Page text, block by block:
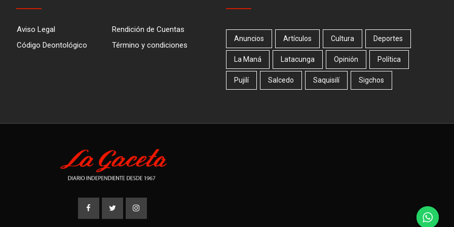
Aviso Legal
Rendición de Cuentas
Código Deontológico
Término y condiciones
Anuncios Artículos Cultura Deportes
La Maná Latacunga Opinión Política
Pujilí Salcedo Saquisilí Sigchos